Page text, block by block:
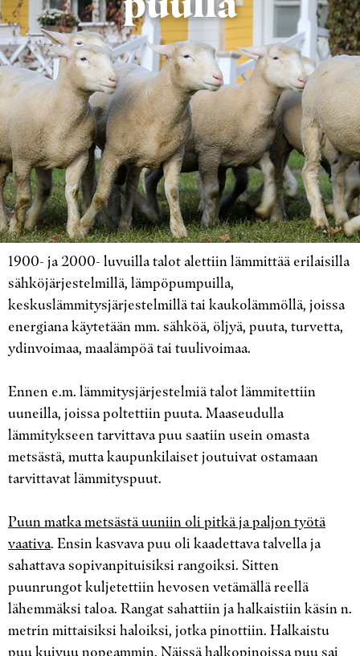
1900- ja 2000- luvuilla talot alettiin lämmittää erilaisilla
sähköjärjestelmillä, lämpöpumpuilla,
keskuslämmitysjärjestelmillä tai kaukolämmöllä, joissa
energiana käytetään mm. sähköä, öljyä, puuta, turvetta,
ydinvoimaa, maalämpöä tai tuulivoimaa.
Ennen e.m. lämmitysjärjestelmiä talot lämmitettiin
uuneilla, joissa poltettiin puuta. Maaseudulla
lämmitykseen tarvittava puu saatiin usein omasta
metsästä, mutta kaupunkilaiset joutuivat ostamaan
tarvittavat lämmityspuut.
Puun matka metsästä uuniin oli pitkä ja paljon työtä
vaativa. Ensin kasvava puu oli kaadettava talvella ja
sahattava sopivanpituisiksi rangoiksi. Sitten
puunrungot kuljetettiin hevosen vetämällä reellä
lähemmäksi taloa. Rangat sahattiin ja halkaistiin käsin n.
metrin mittaisiksi haloiksi, jotka pinottiin. Halkaistu
puu kuivuu nopeammin. Näissä halkopinoissa puu sai